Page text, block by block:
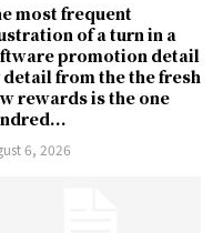
most frequent
of a turn in a
promotion detail
detail from the the fresh
rewards is the one
6, 2026